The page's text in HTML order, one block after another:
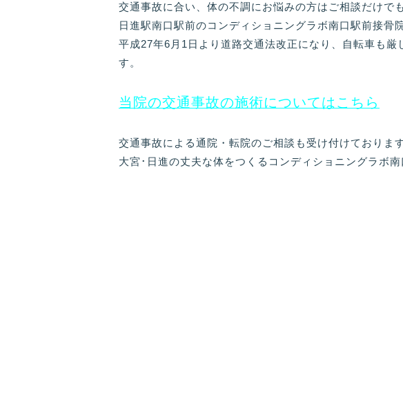
交通事故に合い、体の不調にお悩みの方はご相談だけで
日進駅南口駅前のコンディショニングラボ南口駅前接骨
平成27年6月1日より道路交通法改正になり、自転車も
す。
当院の交通事故の施術についてはこちら
交通事故による通院・転院のご相談も受け付けております
大宮･日進の丈夫な体をつくるコンディショニングラボ南